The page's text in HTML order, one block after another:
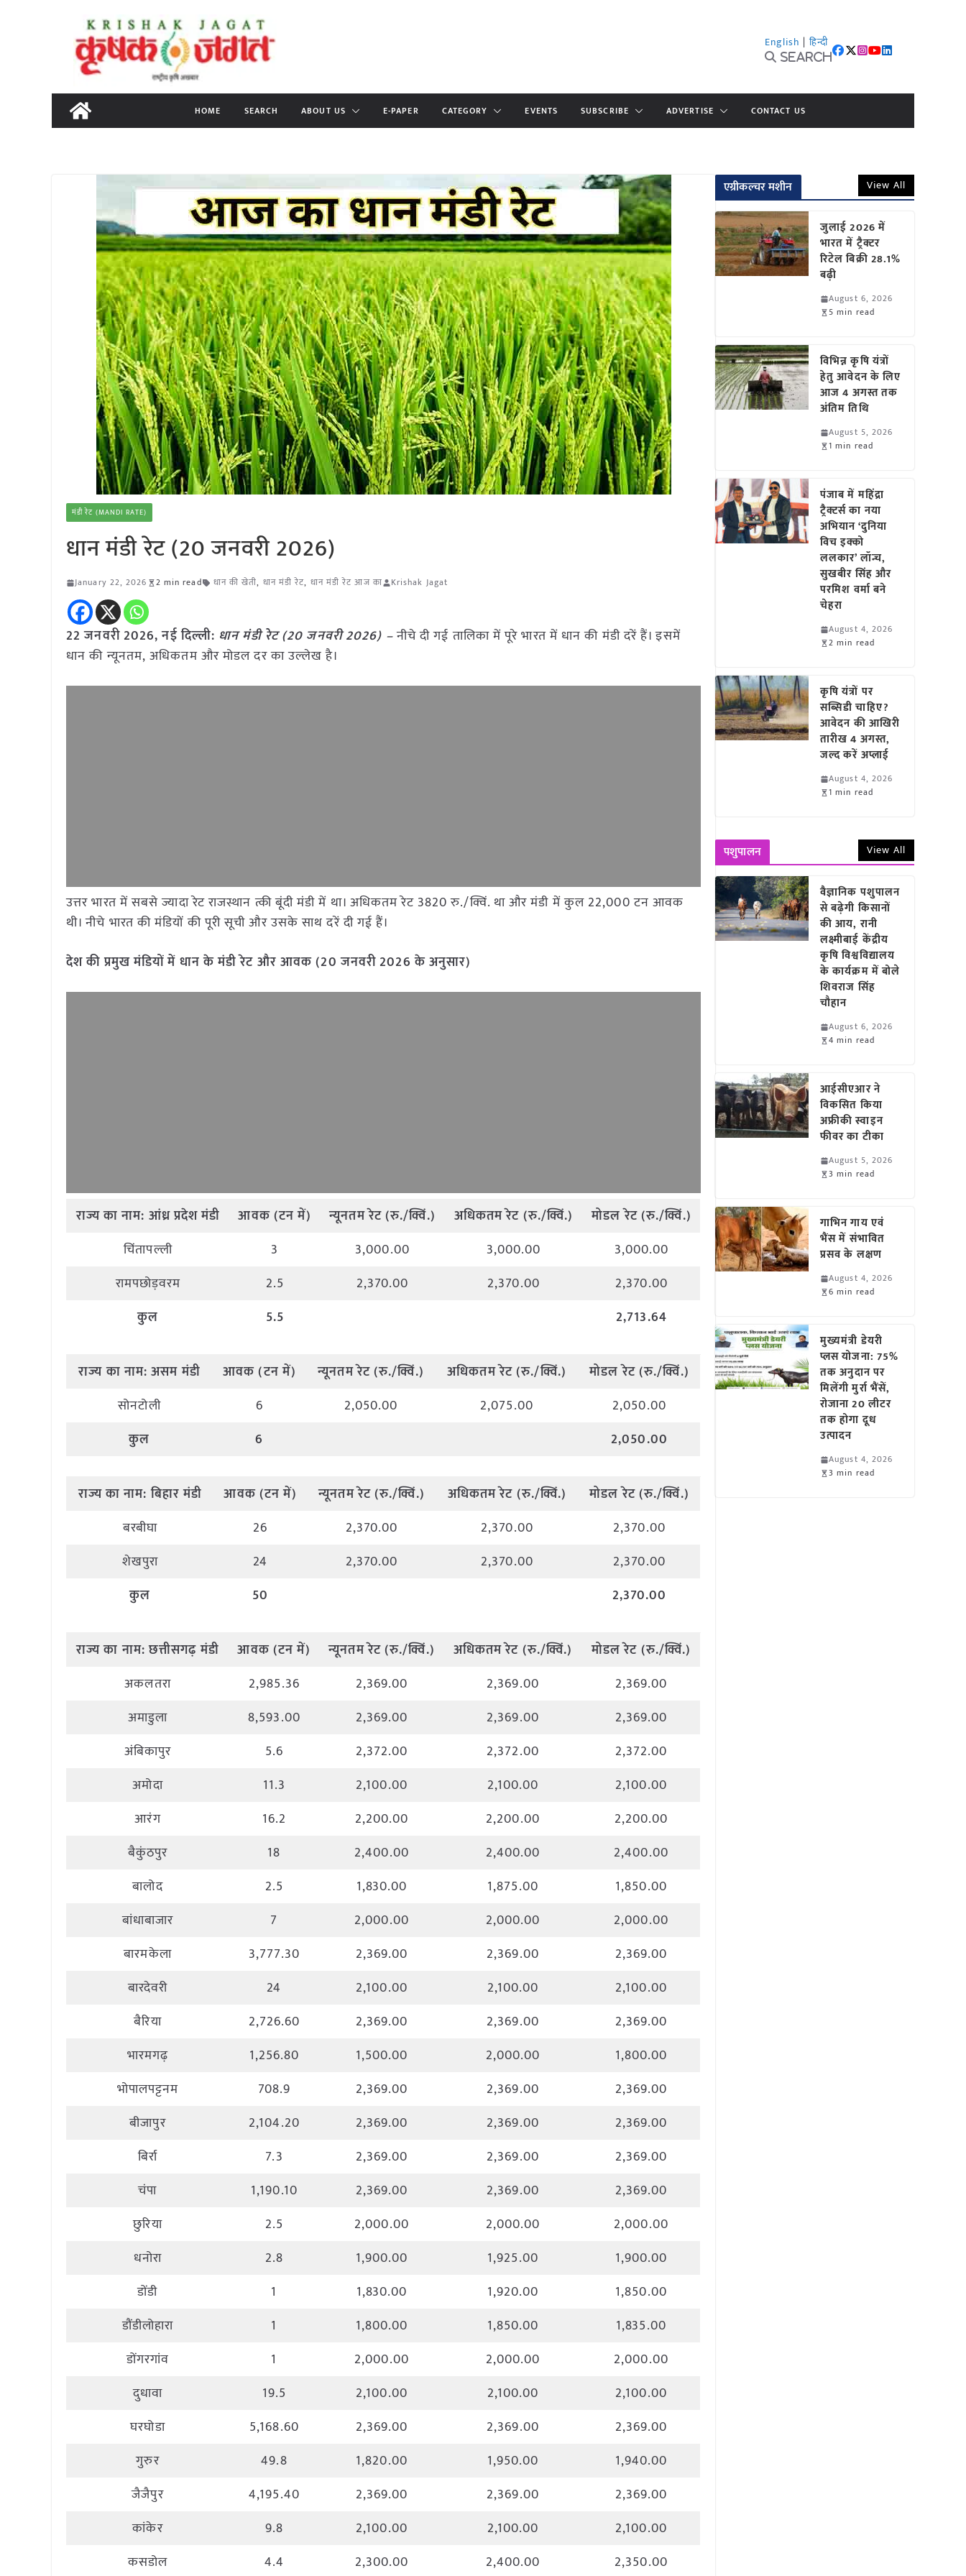
content
English | हिन्दी
Search
HOME SEARCH ABOUT US E-PAPER CATEGORY EVENTS SUBSCRIBE ADVERTISE CONTACT US
मंडी रेट (MANDI RATE)
धान मंडी रेट (20 जनवरी 2026)
January 22, 2026 2 min read धान की खेती, धान मंडी रेट, धान मंडी रेट आज का Krishak Jagat
22 जनवरी2026,नई दिल्ली: धान मंडी रेट (20 जनवरी 2026) –नीचे दी गई तालिका में पूरे भारत में धान की मंडी दरें हैं। इसमें
धान की न्यूनतम, अधिकतम और मोडल दर का उल्लेख है।
​​उत्तर भारत में सबसे ज्यादा रेट राजस्थान त्की बूंदी मंडी में था। अधिकतम रेट 3820 रु./क्विं. था और मंडी में कुल 22,000 टन आवक
थी। नीचे भारत की मंडियों की पूरी सूची और उसके साथ दरें दी गई हैं।
देश की प्रमुख मंडियों में धान के मंडी रेट और आवक (20 जनवरी 2026 के अनुसार)
राज्यका नाम: आंध्रप्रदेश मंडी आवक(टन में) न्यूनतमरेट(रु./क्विं.) अधिकतमरेट (रु./क्विं.) मोडल रेट(रु./क्विं.)
चिंतापल्ली
3 3,000.00 3,000.00
3,000.00
रामपछोड़वरम
2.5 2,370.00 2,370.00
2,370.00
कुल
5.5 2,713.64
राज्यकानाम:असम मंडी आवक(टनमें) न्यूनतमरेट(रु./क्विं.) अधिकतमरेट(रु./क्विं.) मोडल रेट(रु./क्विं.)
सोनटोली
6 2,050.00 2,075.00
2,050.00
कुल
6 2,050.00
राज्यका नाम:बिहार मंडी आवक(टन में) न्यूनतमरेट(रु./क्विं.) अधिकतमरेट (रु./क्विं.) मोडल रेट(रु./क्विं.)
बरबीघा
26 2,370.00 2,370.00
2,370.00
शेखपुरा
24 2,370.00 2,370.00
2,370.00
कुल
50 2,370.00
राज्यका नाम:छत्तीसगढ़ मंडी आवक(टन में) न्यूनतमरेट(रु./क्विं.) अधिकतमरेट (रु./क्विं.) मोडल रेट (रु./क्विं.)
अकलतरा
2,985.36 2,369.00 2,369.00
2,369.00
अमाडुला
8,593.00 2,369.00 2,369.00
2,369.00
अंबिकापुर
5.6 2,372.00 2,372.00
2,372.00
अमोदा
11.3 2,100.00 2,100.00
2,100.00
आरंग
16.2 2,200.00 2,200.00
2,200.00
बैकुंठपुर
18 2,400.00 2,400.00
2,400.00
बालोद
2.5 1,830.00 1,875.00
1,850.00
बांधाबाजार
7 2,000.00 2,000.00
2,000.00
बारमकेला
3,777.30 2,369.00 2,369.00
2,369.00
बारदेवरी
24 2,100.00 2,100.00
2,100.00
बैरिया
2,726.60 2,369.00 2,369.00
2,369.00
भारमगढ़
1,256.80 1,500.00 2,000.00
1,800.00
भोपालपट्टनम
708.9 2,369.00 2,369.00
2,369.00
बीजापुर
2,104.20 2,369.00 2,369.00
2,369.00
बिर्रा
7.3 2,369.00 2,369.00
2,369.00
चंपा
1,190.10 2,369.00 2,369.00
2,369.00
छुरिया
2.5 2,000.00 2,000.00
2,000.00
धनोरा
2.8 1,900.00 1,925.00
1,900.00
डोंडी
1 1,830.00 1,920.00
1,850.00
डौंडीलोहारा
1 1,800.00 1,850.00
1,835.00
डोंगरगांव
1 2,000.00 2,000.00
2,000.00
दुधावा
19.5 2,100.00 2,100.00
2,100.00
घरघोडा
5,168.60 2,369.00 2,369.00
2,369.00
गुरुर
49.8 1,820.00 1,950.00
1,940.00
जैजैपुर
4,195.40 2,369.00 2,369.00
2,369.00
कांकेर
9.8 2,100.00 2,100.00
2,100.00
कसडोल
4.4 2,300.00 2,400.00 2,350.00
एग्रीकल्चर मशीन View All
जुलाई 2026 में
भारत में ट्रैक्टर
रिटेल बिक्री 28.1%
बढ़ी
August 6, 2026
5 min read
विभिन्न कृषि यंत्रों
हेतु आवेदन के लिए
आज 4 अगस्त तक
अंतिम तिथि
August 5, 2026
1 min read
पंजाब में महिंद्रा
ट्रैक्टर्स का नया
अभियान ‘दुनिया
विच इक्को
ललकार’ लॉन्च,
सुखबीर सिंह और
परमिश वर्मा बने
चेहरा
August 4, 2026
2 min read
कृषि यंत्रों पर
सब्सिडी चाहिए?
आवेदन की आखिरी
तारीख 4 अगस्त,
जल्द करें अप्लाई
August 4, 2026
1 min read
पशुपालन View All
वैज्ञानिक पशुपालन
से बढ़ेगी किसानों
की आय, रानी
लक्ष्मीबाई केंद्रीय
कृषि विश्वविद्यालय
के कार्यक्रम में बोले
शिवराज सिंह
चौहान
August 6, 2026
4 min read
आईसीएआर ने
विकसित किया
अफ्रीकी स्वाइन
फीवर का टीका
August 5, 2026
3 min read
गाभिन गाय एवं
भैंस में संभावित
प्रसव के लक्षण
August 4, 2026
6 min read
मुख्यमंत्री डेयरी
प्लस योजना: 75%
तक अनुदान पर
मिलेंगी मुर्रा भैंसें,
रोजाना 20 लीटर
तक होगा दूध
उत्पादन
August 4, 2026
3 min read